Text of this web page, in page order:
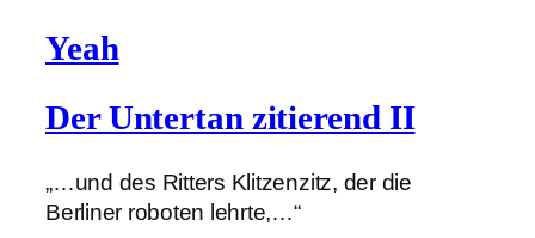
Yeah
Der Untertan zitierend II
„…und des Ritters Klitzenzitz, der die
Berliner roboten lehrte,…“